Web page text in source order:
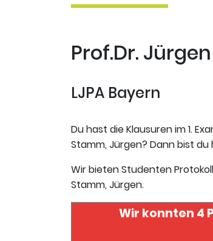
Prof.Dr.
LJPA Bayern
Du hast die Klausuren im 1.
Stamm, Jürgen? Dann bist
Wir bieten Studenten
Stamm, Jürgen.
Wir konnten 4